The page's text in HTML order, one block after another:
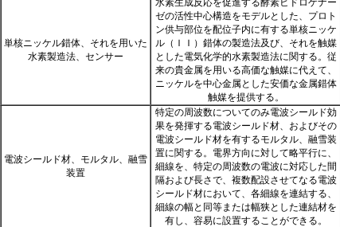
単核ニッケル錯体、それを用いた
水素製造法、センサー
ゼの活性中心構造をモデルとした、プロト
ン供与部位を配位子内に有する単核ニッケ
ル（ＩＩ）錯体の製造法及び、それを触媒
とした電気化学的水素製造法に関する。従
来の貴金属を用いる高価な触媒に代えて、
ニッケルを中心金属とした安価な金属錯体
触媒を提供する。
電波シールド材、モルタル、融雪
装置
特定の周波数についてのみ電波シールド効
果を発揮する電波シールド材、およびその
電波シールド材を有するモルタル、融雪装
置に関する。電界方向に対して略平行に、
細線を、特定の周波数の電波に対応した間
隔および長さで、複数配設させてなる電波
シールド材において、各細線を連結する、
細線の幅と同等または幅狭とした連結材を
有し、容易に設置することができる。